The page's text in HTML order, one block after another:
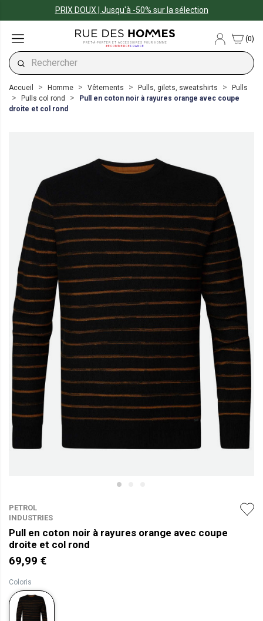
PRIX DOUX | Jusqu'à -50% sur la sélection
PRÊT-À-PORTER ET ACCESSOIRES POUR HOMME
#ECOMMERCEFRANCE
(0)
Accueil Homme Vêtements Pulls, gilets, sweatshirts
Pulls
Pulls col rond
Pull en coton noir à rayures orange avec coupe
droite et col rond
PETROL
INDUSTRIES
Pull en coton noir à rayures orange avec coupe
droite et col rond
69,99 €
Coloris